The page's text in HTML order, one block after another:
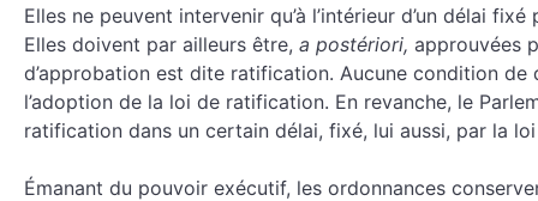
Elles ne peuvent intervenir qu’à l’intérieur d’un délai
Elles doivent par ailleurs être, a postériori, approuvées
d’approbation est dite ratification. Aucune condition de
l’adoption de la loi de ratification. En revanche, le
ratification dans un certain délai, fixé, lui aussi, par la loi
Émanant du pouvoir exécutif, les ordonnances